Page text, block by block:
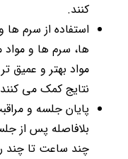
کنند.
استفاده از سرم ها
ها، سرم ها و
مواد بهتر و
نتایج کمک می
پایان جلسه و
بلافاصله پس از
چند ساعت تا چند